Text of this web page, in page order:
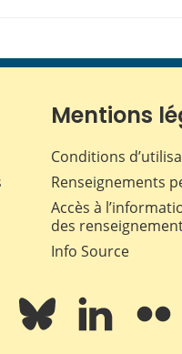
Mentions
Conditions
Renseignements
Accès à
des
Info Source